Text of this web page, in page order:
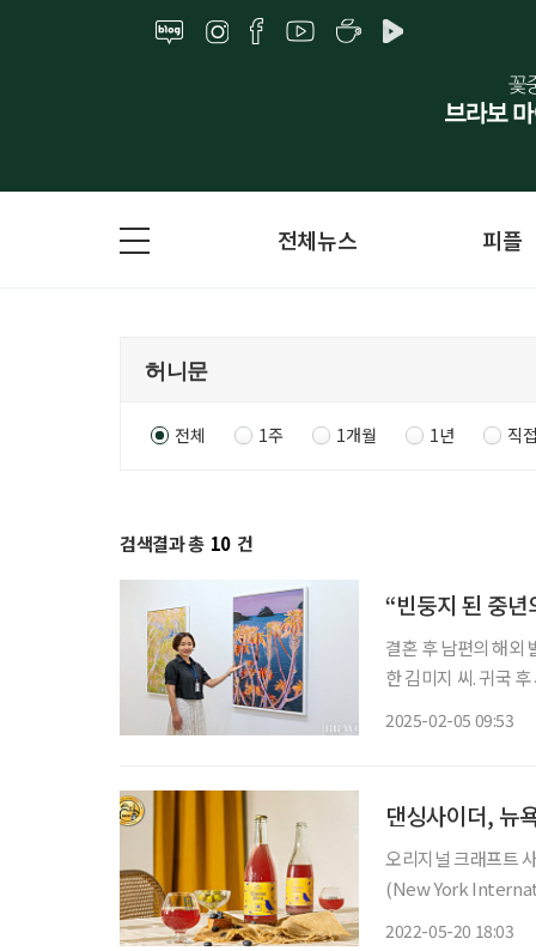
전체뉴스 피플
전체 1주 1개월 1년 직
검색결과 총 10 건
“빈둥지 된 중
결혼 후 남편의 해외
한 김미지 씨. 귀국
2025-02-05 09:53
댄싱사이더, 뉴
오리지널 크래프트
(New York
2022-05-20 18:03